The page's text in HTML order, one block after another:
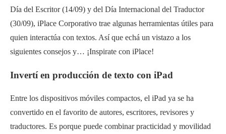
Día del Escritor (14/09) y del Día Internacional del Traductor
(30/09), iPlace Corporativo trae algunas herramientas útiles para
quien interactúa con textos. Así que echá un vistazo a los
siguientes consejos y… ¡Inspirate con iPlace!
Invertí en producción de texto con iPad
Entre los dispositivos móviles compactos, el iPad ya se ha
convertido en el favorito de autores, escritores, revisores y
traductores. Es porque puede combinar practicidad y movilidad